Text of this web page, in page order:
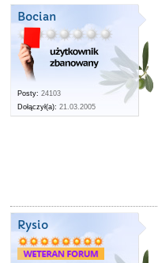
Bocian
Posty: 24103
Dołączył(a): 21.03.2005
Rysio